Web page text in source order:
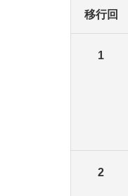
移行回
1
2